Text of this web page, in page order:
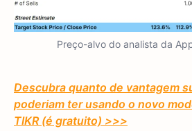
Preço-alvo do analista da
Descubra quanto de vantagem
poderiam ter usando o novo
TIKR (é gratuito) >>>